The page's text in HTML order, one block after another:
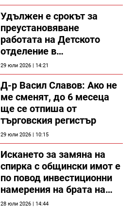
Удължен е срокът за
преустановяване
работата на Детското
отделение в
силистренската болница
29 юли 2026 | 14:21
Д-р Васил Славов: Ако не
ме сменят, до 6 месеца
ще се отпиша от
търговския регистър
29 юли 2026 | 10:15
Искането за замяна на
спирка с общински имот е
по повод инвестиционни
намерения на брата на
председателя на
28 юли 2026 | 14:44